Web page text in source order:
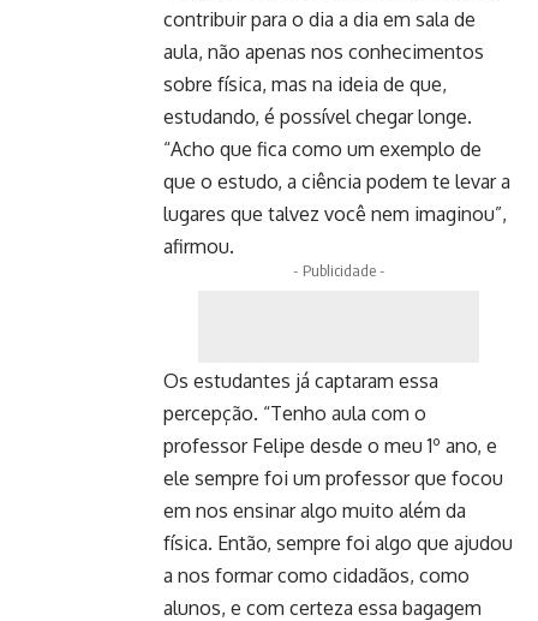
contribuir para o dia a dia em sala de
aula, não apenas nos conhecimentos
sobre física, mas na ideia de que,
estudando, é possível chegar longe.
“Acho que fica como um exemplo de
que o estudo, a ciência podem te levar a
lugares que talvez você nem imaginou”,
afirmou.
- Publicidade -
Os estudantes já captaram essa
percepção. “Tenho aula com o
professor Felipe desde o meu 1º ano, e
ele sempre foi um professor que focou
em nos ensinar algo muito além da
física. Então, sempre foi algo que ajudou
a nos formar como cidadãos, como
alunos, e com certeza essa bagagem